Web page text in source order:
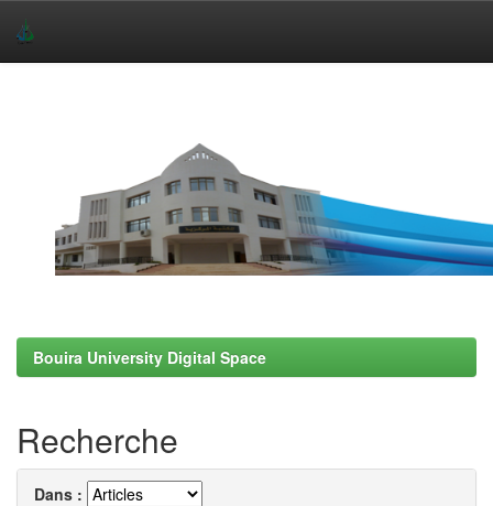
Bouira University Digital Space
Recherche
Dans :